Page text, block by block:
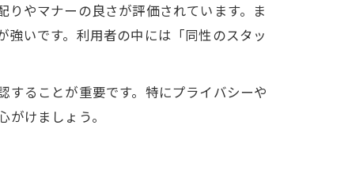
やマナーの良さが評価されています。ま
いです。利用者の中には「同性のスタッ
ることが重要です。特にプライバシーや
けましょう。